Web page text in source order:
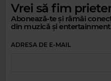
Vrei să fim
Abonează-te și rămâi
din muzică și
ADRESA DE E-MAIL